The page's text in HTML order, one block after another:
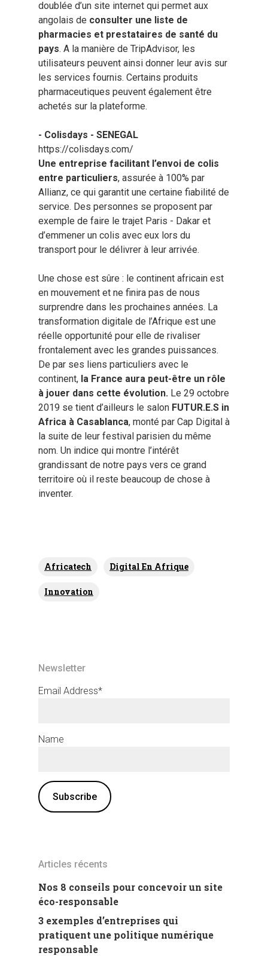
doublée d’un site internet qui permet aux
angolais de consulter une liste de
pharmacies et prestataires de santé du
pays. A la manière de TripAdvisor, les
utilisateurs peuvent ainsi donner leur avis sur
les services fournis. Certains produits
pharmaceutiques peuvent également être
achetés sur la plateforme.
- Colisdays - SENEGAL
https://colisdays.com/
Une entreprise facilitant l’envoi de colis
entre particuliers, assurée à 100% par
Allianz, ce qui garantit une certaine fiabilité de
service. Des personnes se proposent par
exemple de faire le trajet Paris - Dakar et
d’emmener un colis avec eux lors du
transport pour le délivrer à leur arrivée.
Une chose est sûre : le continent africain est
en mouvement et ne finira pas de nous
surprendre dans les prochaines années. La
transformation digitale de l’Afrique est une
réelle opportunité pour elle de rivaliser
frontalement avec les grandes puissances.
De par ses liens particuliers avec le
continent, la France aura peut-être un rôle
à jouer dans cette évolution. Le 29 octobre
2019 se tient d’ailleurs le salon FUTUR.E.S in
Africa à Casablanca, monté par Cap Digital à
la suite de leur festival parisien du même
nom. Un indice qui montre l’intérêt
grandissant de notre pays vers ce grand
territoire où il reste beaucoup de chose à
inventer.
Africatech Digital En Afrique
Innovation
Newsletter
Email Address*
Name
Articles récents
Nos 8 conseils pour concevoir un site
éco-responsable
3 exemples d’entreprises qui
pratiquent une politique numérique
responsable